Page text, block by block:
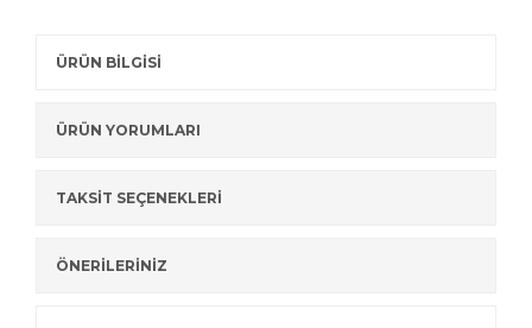
ÜRÜN BİLGİSİ
ÜRÜN YORUMLARI
TAKSİT SEÇENEKLERİ
ÖNERİLERİNİZ